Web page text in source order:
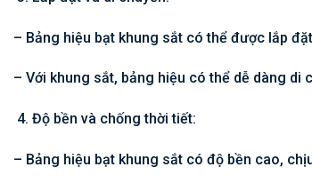
– Bảng hiệu bạt khung sắt có thể được lắp
– Với khung sắt, bảng hiệu có thể dễ dàng
Độ bền và chống thời tiết:
– Bảng hiệu bạt khung sắt có độ bền cao,